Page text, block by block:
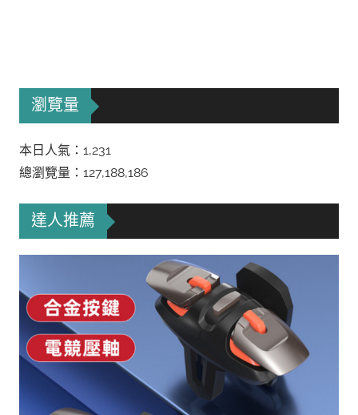
瀏覽量
本日人氣：1,231
總瀏覽量：127,188,186
達人推薦